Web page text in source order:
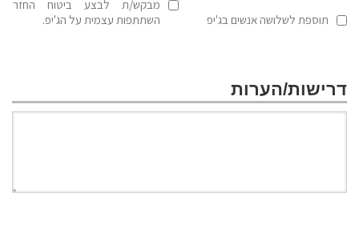
תוספת לשלושה אנשים בג'יפ
מבקש/ת לבצע ביטוח החזר
השתתפות עצמית על הג'יפ.
דרישות/הערות